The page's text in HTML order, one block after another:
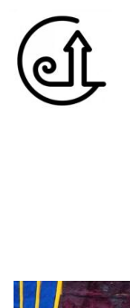
Zum
Inhalt
springen